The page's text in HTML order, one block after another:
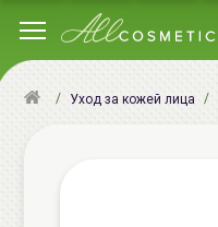
Уход за кожей лица